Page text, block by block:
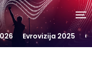
Evrovizija 2025